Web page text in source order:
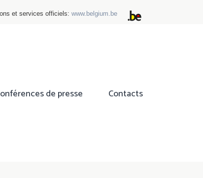
et services officiels: www.belgium.be
de presse Contacts